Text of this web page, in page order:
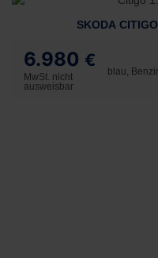
SKODA
6.980 €
MwSt. nicht
ausweisbar
blau,